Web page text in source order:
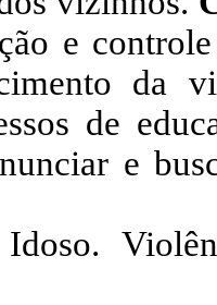
e
da
de
e
Idoso.